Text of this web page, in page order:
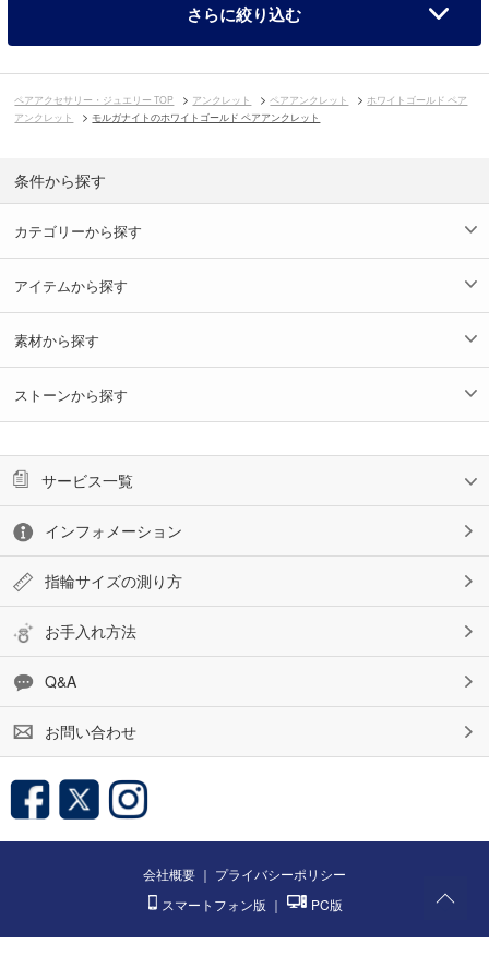
さらに絞り込む
ペアアクセサリー・ジュエリー TOP アンクレット ペアアンクレット
ホワイトゴールド ペア
アンクレット
モルガナイトのホワイトゴールド ペアアンクレット
条件から探す
カテゴリーから探す
アイテムから探す
素材から探す
ストーンから探す
サービス一覧
インフォメーション
指輪サイズの測り方
お手入れ方法
Q&A
お問い合わせ
会社概要 ｜ プライバシーポリシー
スマートフォン版 ｜ PC版